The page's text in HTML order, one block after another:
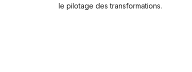
le pilotage des transformations.